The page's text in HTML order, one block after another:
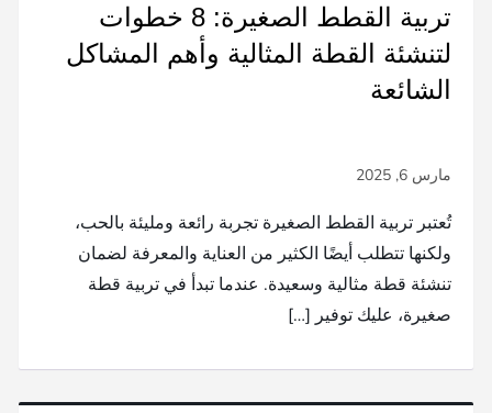
تربية القطط الصغيرة: 8 خطوات
لتنشئة القطة المثالية وأهم المشاكل
الشائعة
تُعتبر تربية القطط الصغيرة تجربة رائعة ومليئة بالحب،
ولكنها تتطلب أيضًا الكثير من العناية والمعرفة لضمان
تنشئة قطة مثالية وسعيدة. عندما تبدأ في تربية قطة
صغيرة، عليك توفير […]